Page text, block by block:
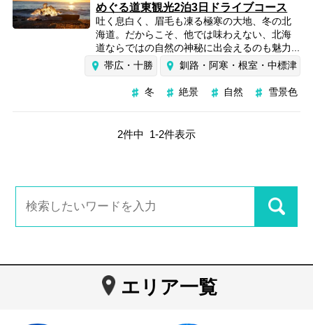
めぐる道東観光2泊3日ドライブコース
吐く息白く、眉毛も凍る極寒の大地、冬の北
海道。だからこそ、他では味わえない、北海
道ならではの自然の神秘に出会えるのも魅力...
帯広・十勝
釧路・阿寒・根室・中標津
冬 絶景 自然 雪景色
2件中 1-2件表示
エリア一覧